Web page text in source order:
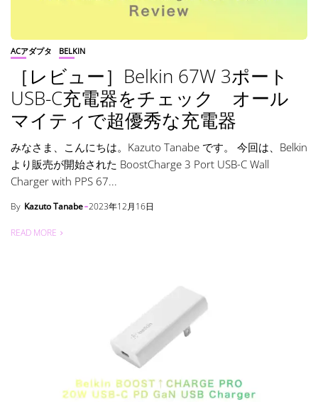
ACアダプタ BELKIN
［レビュー］Belkin 67W 3ポート
USB-C充電器をチェック オール
マイティで超優秀な充電器
みなさま、こんにちは。Kazuto Tanabe です。 今回は、Belkin
より販売が開始された BoostCharge 3 Port USB-C Wall
Charger with PPS 67...
By Kazuto Tanabe 2023年12月16日
READ MORE